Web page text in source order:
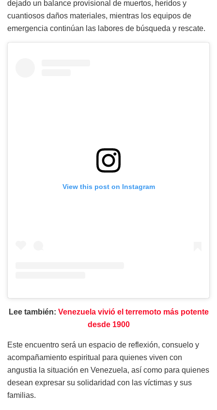
dejado un balance provisional de muertos, heridos y
cuantiosos daños materiales, mientras los equipos de
emergencia continúan las labores de búsqueda y rescate.
View this post on Instagram
Lee también: Venezuela vivió el terremoto más potente
desde 1900
Este encuentro será un espacio de reflexión, consuelo y
acompañamiento espiritual para quienes viven con
angustia la situación en Venezuela, así como para quienes
desean expresar su solidaridad con las víctimas y sus
familias.